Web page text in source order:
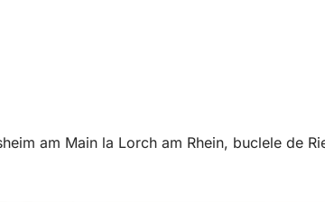
am Main la Lorch am Rhein, buclele de